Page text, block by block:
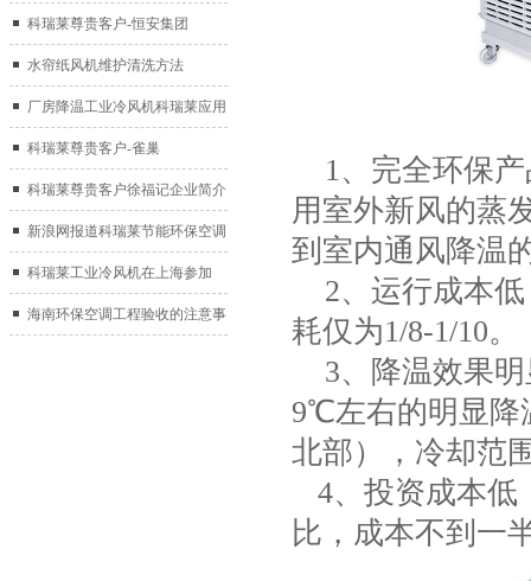
运仓库通风降温
科瑞莱尊贵客户-恒安集团
水帘纸风机维护清洗方法
厂房降温工业冷风机科瑞莱应用
于广州制鞋厂
科瑞莱尊贵客户-雀巢
科瑞莱尊贵客户徐福记企业简介
新浪网报道科瑞莱节能环保空调
扇
科瑞莱工业冷风机在上海参加
2017中国制冷展
海南环保空调工程验收的注意事
1、完全环保产
用室外新风的蒸
到室内通风降温
2、运行成本低
耗仅为1/8-1/10。
3、降温效果明
9℃左右的明显降
北部），冷却范
4、投资成本低
比，成本不到一